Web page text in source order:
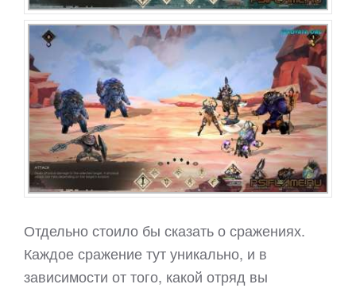
Отдельно стоило бы сказать о сражениях.
Каждое сражение тут уникально, и в
зависимости от того, какой отряд вы